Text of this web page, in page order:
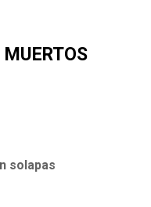
solapas